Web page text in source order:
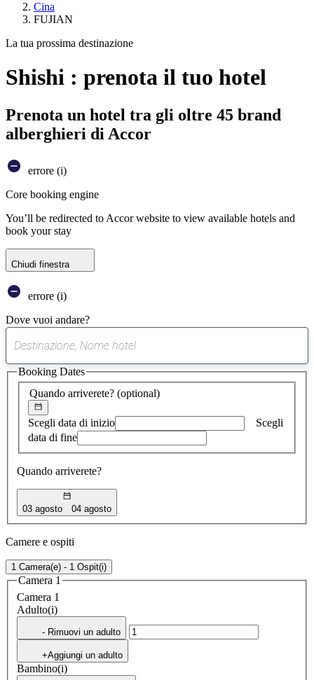
Cina
FUJIAN
La tua prossima destinazione
Shishi : prenota il tuo hotel
Prenota un hotel tra gli oltre 45 brand
alberghieri di Accor
errore (i)
Core booking engine
You’ll be redirected to Accor website to view available hotels and
book your stay
Chiudi finestra
errore (i)
Dove vuoi andare?
suggerimento
trovato
Quando arriverete? (optional)
Scegli data di inizio
Scegli
data di fine
Quando arriverete?
03 agosto 04 agosto
Booking Dates
Camere e ospiti
1 Camera(e) - 1 Ospit(i)
Camera 1
Camera 1
Adulto(i)
- Rimuovi un adulto
+Aggiungi un adulto
Bambino(i)